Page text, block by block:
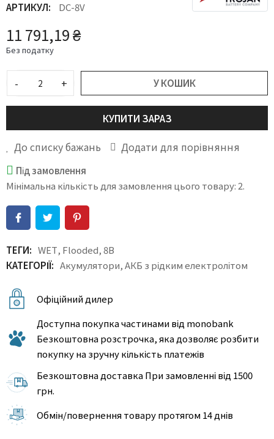
АРТИКУЛ:
DC-8V
11 791,19 ₴
Без податку
- + У КОШИК
КУПИТИ ЗАРАЗ
До списку бажань Додати для порівняння
Під замовлення
Мінімальна кількість для замовлення цього товару: 2.
ТЕГИ: WET, Flooded,8В
КАТЕГОРІЇ: Акумулятори,АКБ з рідким електролітом
Офіційний дилер
Доступна покупка частинами від monobank
Безкоштовна розстрочка, яка дозволяє розбити
покупку на зручну кількість платежів
Безкоштовна доставка При замовленні від 1500
грн.
Обмін/повернення товару протягом 14 днів